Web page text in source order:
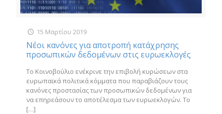
15 Μαρτίου 2019
Νέοι κανόνες για αποτροπή κατάχρησης
προσωπικών δεδομένων στις ευρωεκλογές
Το Κοινοβούλιο ενέκρινε την επιβολή κυρώσεων στα
ευρωπαϊκά πολιτικά κόμματα που παραβιάζουν τους
κανόνες προστασίας των προσωπικών δεδομένων για
να επηρεάσουν το αποτέλεσμα των ευρωεκλογών. To
[…]